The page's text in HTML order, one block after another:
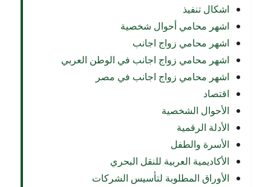
اشكال تنفيذ
اشهر محامي أحوال شخصية
اشهر محامي زواج اجانب
اشهر محامي زواج اجانب في الوطن العربي
اشهر محامي زواج اجانب في مصر
اقتصاد
الأحوال الشخصية
الأدلة الرقمية
الأسرة والطفل
الأكاديمية العربية للنقل البحري
الأوراق المطلوبة لتأسيس الشركات